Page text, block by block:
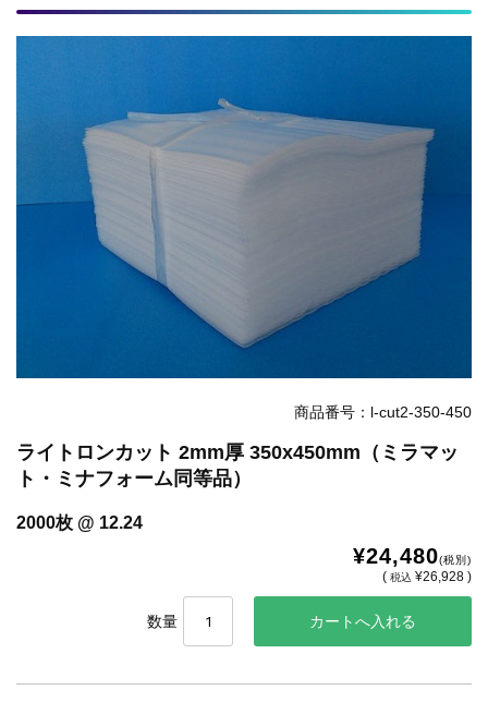
お知らせ
2026.7.24
2026年 夏季休業のお知らせ...
2025.8.4
夏季休業のお知らせ...
2024.2.27
全国へ確実・迅速に納品...
2024.2.27
オンラインショップを開設いたしました。...
商品番号：l-cut2-350-450
ライトロンカット 2mm厚 350x450mm（ミラマッ
ト・ミナフォーム同等品）
2000枚 @ 12.24
¥24,480(税別)
(税込 ¥26,928 )
数量